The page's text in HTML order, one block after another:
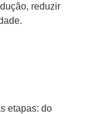
reduzir
etapas: do